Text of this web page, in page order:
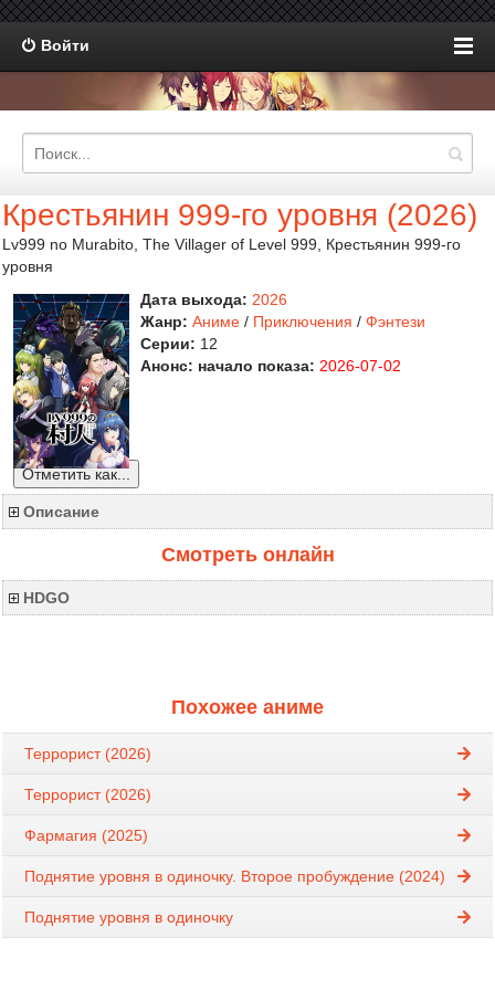
Войти
Крестьянин 999-го уровня (2026)
Lv999 no Murabito, The Villager of Level 999, Крестьянин 999-го
уровня
Дата выхода: 2026
Жанр: Аниме / Приключения / Фэнтези
Серии: 12
Анонс: начало показа: 2026-07-02
Отметить как...
Описание
Смотреть онлайн
HDGO
Похожее аниме
Террорист (2026)
Террорист (2026)
Фармагия (2025)
Поднятие уровня в одиночку. Второе пробуждение (2024)
Поднятие уровня в одиночку